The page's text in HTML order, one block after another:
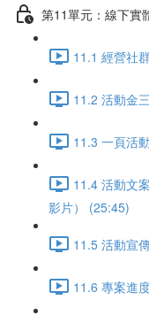
第11單元：線下實
11.1 經營社
11.2 活動金
11.3 一頁活
11.4 活動文
影片） (25:45)
11.5 活動宣
11.6 專案進